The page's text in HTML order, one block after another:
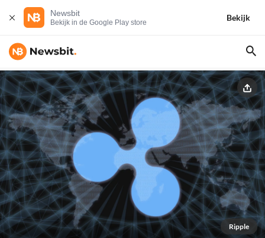
Newsbit
Bekijk in de Google Play store
Bekijk
Ripple